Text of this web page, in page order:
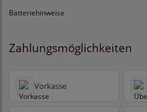
Batteriehinweise
Zahlungsmöglichkeiten
Vorkasse